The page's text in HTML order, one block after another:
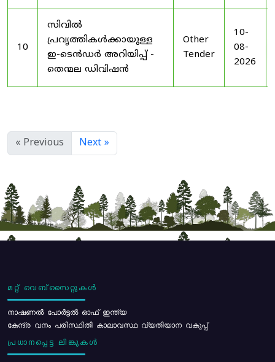
10
സിവിൽ
പ്രവൃത്തികൾക്കായുള്ള
ഇ-ടെൻഡർ അറിയിപ്പ് -
തെന്മല ഡിവിഷൻ
Other
Tender
10-
08-
2026
« Previous Next »
മറ്റ് വെബ്സൈറ്റുകൾ
നാഷണൽ പോർട്ടൽ ഓഫ് ഇന്ത്യ
കേന്ദ്ര വനം പരിസ്ഥിതി കാലാവസ്ഥ വ്യതിയാന വകുപ്പ്
പ്രധാനപ്പെട്ട ലിങ്കുകൾ